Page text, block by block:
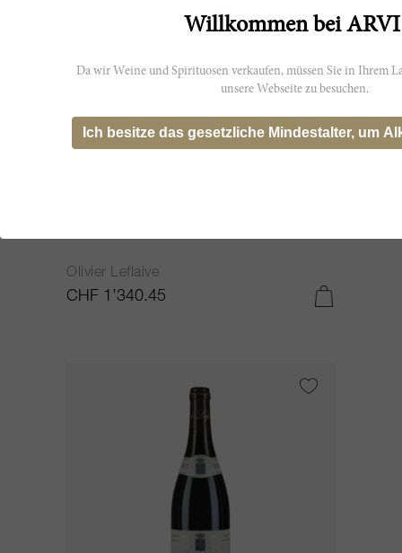
Olivier Leflaive
CHF 1’340.45
Willkommen bei
Da wir Weine und Spirituosen verkaufen, müssen Sie in Ihrem
unsere Webseite zu besuchen.
Ich besitze das gesetzliche Mindestalter, um